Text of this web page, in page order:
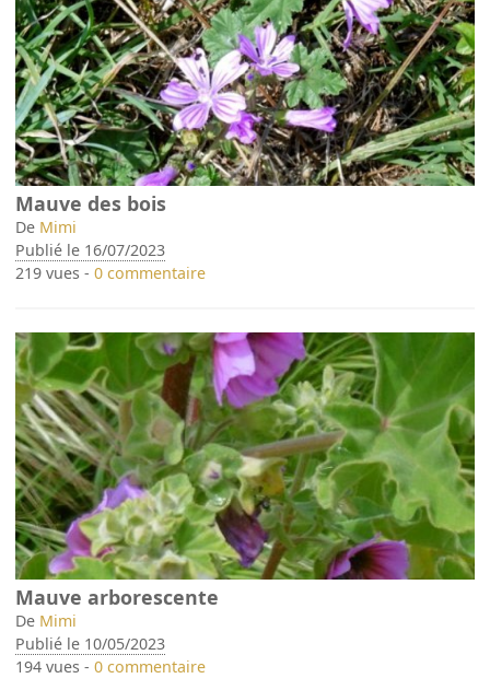
Mauve des bois
De Mimi
Publié le 16/07/2023
219 vues -0 commentaire
Mauve arborescente
De Mimi
Publié le 10/05/2023
194 vues -0 commentaire